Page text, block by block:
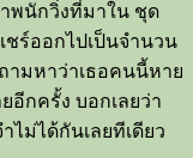
าพนักวิ่งที่มาใน ชุด
ร์ออกไปเป็นจำนวน
ามหาว่าเธอคนนี้หาย
อีกครั้ง บอกเลยว่า
ไม่ได้กันเลยทีเดียว